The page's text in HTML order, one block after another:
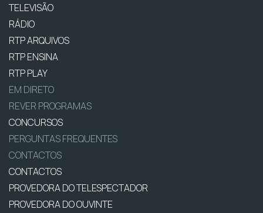
TELEVISÃO
RÁDIO
RTP ARQUIVOS
RTP ENSINA
RTP PLAY
EM DIRETO
REVER PROGRAMAS
CONCURSOS
PERGUNTAS FREQUENTES
CONTACTOS
CONTACTOS
PROVEDORA DO TELESPECTADOR
PROVEDORA DO OUVINTE